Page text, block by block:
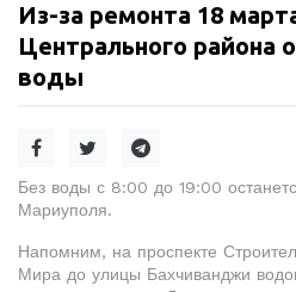
Из-за ремонта 18
Центрального района
воды
Без воды с 8:00 до 19:00
Мариуполя.
Напомним, на проспекте
Мира до улицы Бахчиванджи